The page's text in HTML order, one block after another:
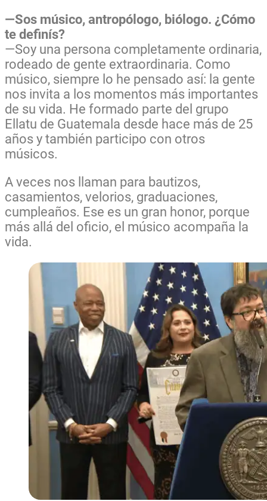
—Sos músico, antropólogo, biólogo. ¿Cómo
te definís?
—Soy una persona completamente ordinaria,
rodeado de gente extraordinaria. Como
músico, siempre lo he pensado así: la gente
nos invita a los momentos más importantes
de su vida. He formado parte del grupo
Ellatu de Guatemala desde hace más de 25
años y también participo con otros
músicos.
A veces nos llaman para bautizos,
casamientos, velorios, graduaciones,
cumpleaños. Ese es un gran honor, porque
más allá del oficio, el músico acompaña la
vida.